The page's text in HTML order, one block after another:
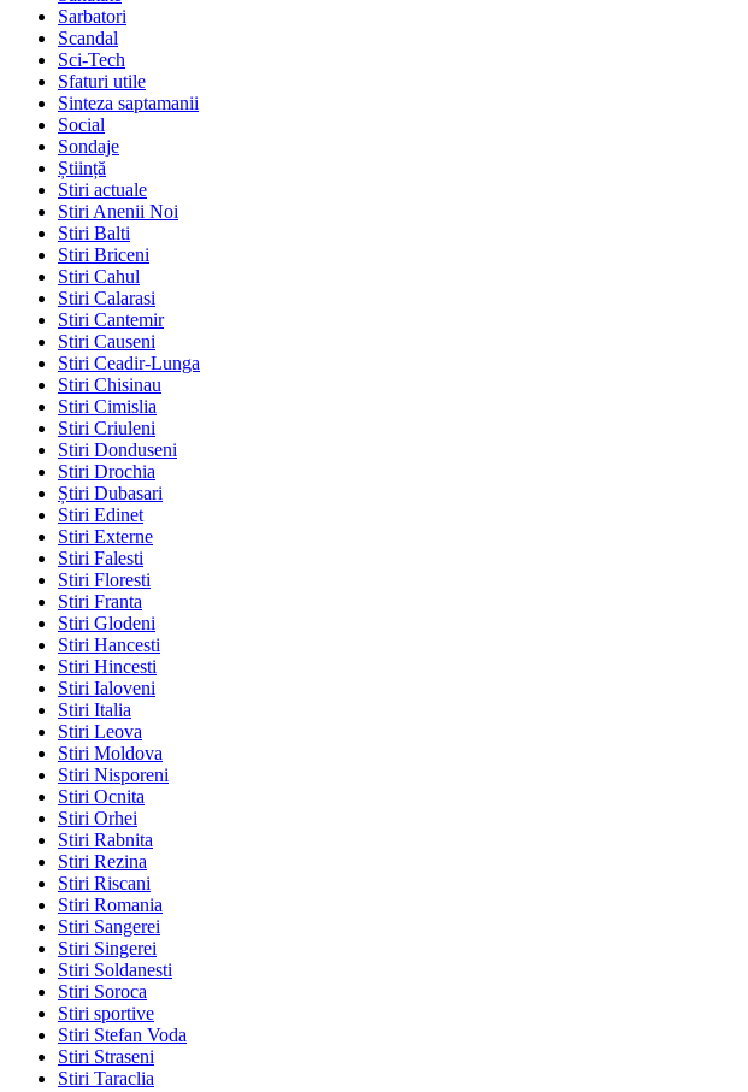
Sarbatori
Scandal
Sci-Tech
Sfaturi utile
Sinteza saptamanii
Social
Sondaje
Știință
Stiri actuale
Stiri Anenii Noi
Stiri Balti
Stiri Briceni
Stiri Cahul
Stiri Calarasi
Stiri Cantemir
Stiri Causeni
Stiri Ceadir-Lunga
Stiri Chisinau
Stiri Cimislia
Stiri Criuleni
Stiri Donduseni
Stiri Drochia
Știri Dubasari
Stiri Edinet
Stiri Externe
Stiri Falesti
Stiri Floresti
Stiri Franta
Stiri Glodeni
Stiri Hancesti
Stiri Hincesti
Stiri Ialoveni
Stiri Italia
Stiri Leova
Stiri Moldova
Stiri Nisporeni
Stiri Ocnita
Stiri Orhei
Stiri Rabnita
Stiri Rezina
Stiri Riscani
Stiri Romania
Stiri Sangerei
Stiri Singerei
Stiri Soldanesti
Stiri Soroca
Stiri sportive
Stiri Stefan Voda
Stiri Straseni
Stiri Taraclia